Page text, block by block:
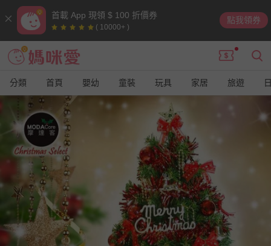
首載 App 現領 $ 100 折價券
( 10000+ )
點我領券
分類 首頁 嬰幼 童裝 玩具 家居 旅遊